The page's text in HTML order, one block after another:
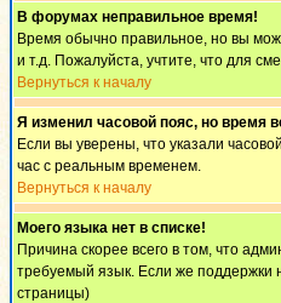
В форумах неправильное время!
Время обычно правильное, но вы
и т.д. Пожалуйста, учтите, что для
Вернуться к началу
Я изменил часовой пояс, но время
Если вы уверены, что указали
час с реальным временем.
Вернуться к началу
Моего языка нет в списке!
Причина скорее всего в том, что
требуемый язык. Если же поддержки
страницы)